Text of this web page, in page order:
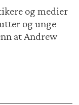
og medier
og unge
at Andrew